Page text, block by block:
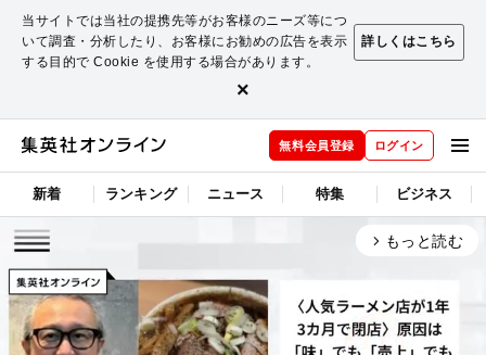
当サイトでは当社の提携先等がお客様のニーズ等につ
いて調査・分析したり、お客様にお勧めの広告を表示
する目的で Cookie を使用する場合があります。
詳しくはこちら
×
無料会員登録 ログイン
新着 ランキング ニュース 特集 ビジネス
arrow_forward_ios もっと読む